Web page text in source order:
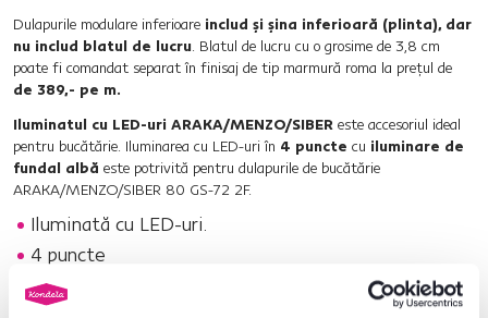
Dulapurile modulare inferioare includ şi şina inferioară (plinta), dar
nu includ blatul de lucru. Blatul de lucru cu o grosime de 3,8 cm
poate fi comandat separat în finisaj de tip marmură roma la preţul de
de 389,- pe m.
Iluminatul cu LED-uri ARAKA/MENZO/SIBER este accesoriul ideal
pentru bucătărie. Iluminarea cu LED-uri în 4 puncte cu iluminare de
fundal albă este potrivită pentru dulapurile de bucătărie
ARAKA/MENZO/SIBER 80 GS-72 2F.
Iluminată cu LED-uri.
4 puncte
Culoare LED-uri: